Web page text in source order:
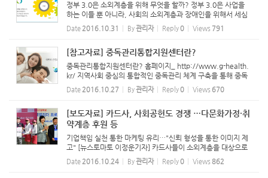
정부 3.0은 소외계층을 위해 무엇을 할까? 정부 3.0은 사업을
하는 이들 뿐 아니라, 사회의 소외계층과 장애인을 위해서 세심
한 서비스를 시작하고 있습니다. 정부 3.0 마지막 영상에서는,
소외계층을 위해 준비한 정부 3.0의 따뜻한 서비스들을 소개합
Date 2016.10.31 By관리자 Reply0 Views 791
[참고자료] 중독관리통합지원센터란?
중독관리통합지원센터란? 홈페이지_ http://www.g-health.
kr/ 지역사회 중심의 통합적인 중독관리 체계 구축을 통해 중독
자 조기발견ㆍ상담ㆍ치료ㆍ재활 및 사회복귀를 지원하여 안전
한 사회환경 조성 및 국민의 정신건강 증진 도모 누가 받을 수 있
Date 2016.10.27 By관리자 Reply0 Views 670
[보도자료] 카드사, 사회공헌도 경쟁 …다문화가정·취
약계층 후원 등
기업책임 실천 통한 마케팅 유리…"신뢰 형성을 통한 이미지 제
고" [뉴스토마토 이정운기자] 카드사들이 소외계층을 대상으로
다양한 후원 활동을 펼치고 있다. 기업의 단순 이익을 추구하기
보다 사회적 책임 실천을 통한 고객과의 신뢰 형성을 토대로 ...
Date 2016.10.24 By관리자 Reply0 Views 862